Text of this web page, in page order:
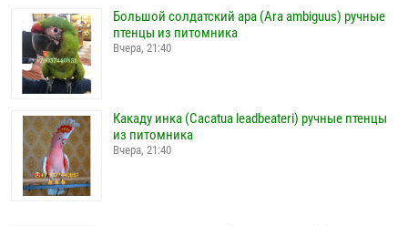
Большой солдатский ара (Ara ambiguus) ручные
птенцы из питомника
Вчера, 21:40
Какаду инка (Cacatua leadbeateri) ручные птенцы
из питомника
Вчера, 21:40